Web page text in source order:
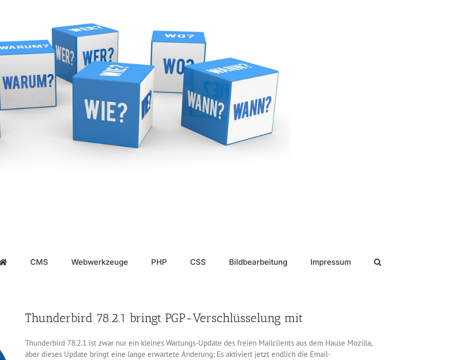
CMS Webwerkzeuge PHP CSS Bildbearbeitung Impressum
Thunderbird 78.2.1 bringt PGP-Verschlüsselung mit
Thunderbird 78.2.1 ist zwar nur ein kleines Wartungs-Update des freien Mailclients aus dem Hause Mozilla,
aber dieses Update bringt eine lange erwartete Änderung: Es aktiviert jetzt endlich die Email-